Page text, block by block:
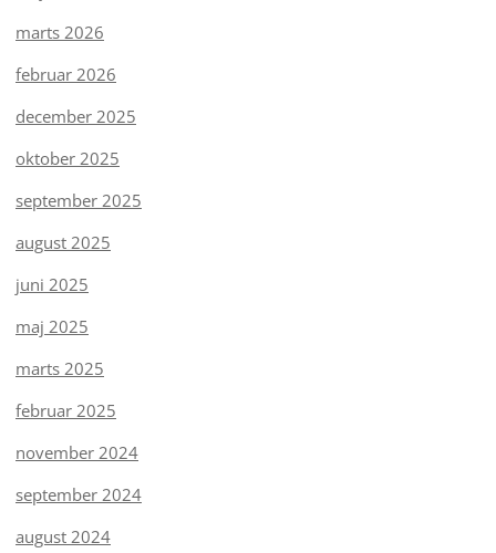
marts 2026
februar 2026
december 2025
oktober 2025
september 2025
august 2025
juni 2025
maj 2025
marts 2025
februar 2025
november 2024
september 2024
august 2024